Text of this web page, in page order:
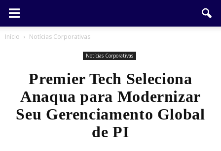
Início Notícias Corporativas
Notícias Corporativas
Premier Tech Seleciona
Anaqua para Modernizar
Seu Gerenciamento Global
de PI